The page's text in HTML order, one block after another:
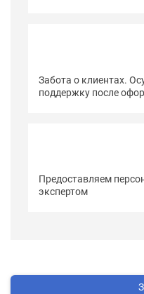
Забота о клиентах.
поддержку после
Предоставляем
экспертом